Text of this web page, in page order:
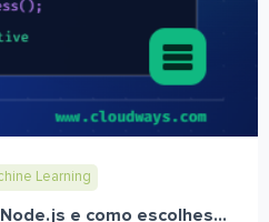
Learning
e como escolhes...